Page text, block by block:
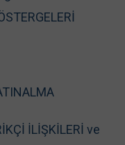
İLİŞKİLERİ ve